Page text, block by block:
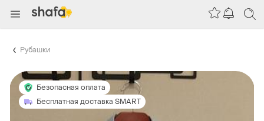
Рубашки
Безопасная оплата
Бесплатная доставка SMART